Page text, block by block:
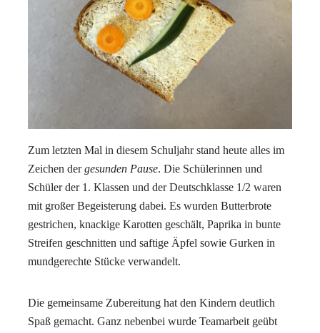
Zum letzten Mal in diesem Schuljahr stand heute alles im
Zeichen dergesunden Pause. Die Schülerinnen und
Schüler der 1. Klassen und der Deutschklasse 1/2 waren
mit großer Begeisterung dabei. Es wurden Butterbrote
gestrichen, knackige Karotten geschält, Paprika in bunte
Streifen geschnitten und saftige Äpfel sowie Gurken in
mundgerechte Stücke verwandelt.
Die gemeinsame Zubereitung hat den Kindern deutlich
Spaß gemacht. Ganz nebenbei wurde Teamarbeit geübt